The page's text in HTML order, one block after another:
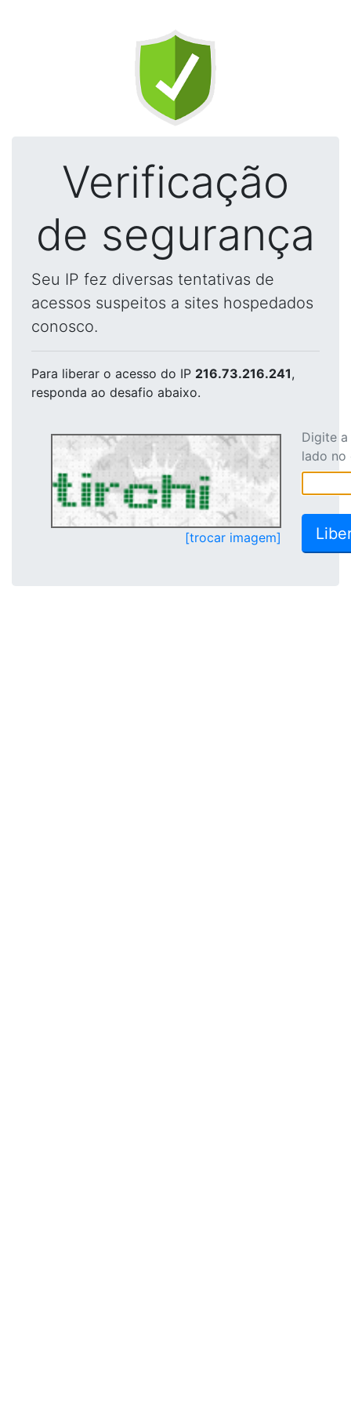
Verificação
de segurança
Seu IP fez diversas tentativas de
acessos suspeitos a sites hospedados
conosco.
Para liberar o acesso do IP 216.73.216.241,
responda ao desafio abaixo.
[trocar imagem]
Digite
lado no